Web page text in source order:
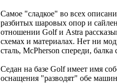
Самое "сладкое" во всех
разбитых шаровых опор и
отношении Golf и Astra
схемах и материалах. Нет ни
сталь, McPherson спереди, балка
Седан на базе Golf имеет имя
оснащения "разводят" обе